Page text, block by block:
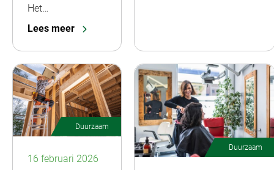
Het…
Lees meer
Duurzaam
16 februari 2026
Duurzaam